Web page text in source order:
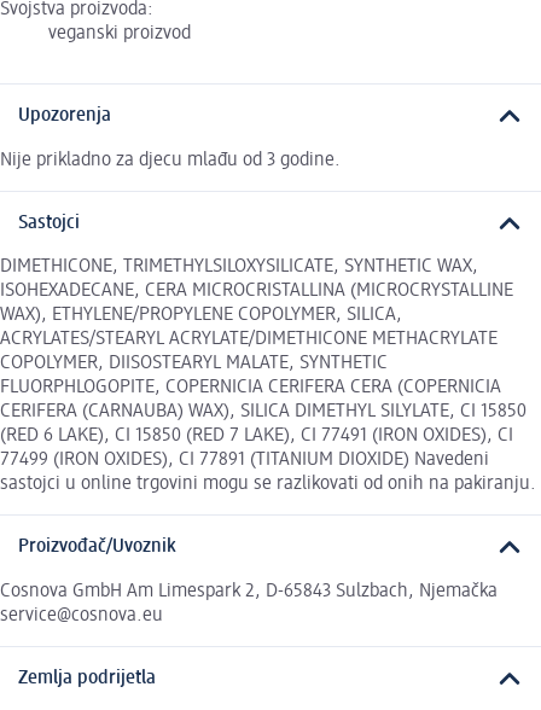
Svojstva proizvoda:
veganski proizvod
Upozorenja
Nije prikladno za djecu mlađu od 3 godine.
Sastojci
DIMETHICONE, TRIMETHYLSILOXYSILICATE, SYNTHETIC WAX,
ISOHEXADECANE, CERA MICROCRISTALLINA (MICROCRYSTALLINE
WAX), ETHYLENE/PROPYLENE COPOLYMER, SILICA,
ACRYLATES/STEARYL ACRYLATE/DIMETHICONE METHACRYLATE
COPOLYMER, DIISOSTEARYL MALATE, SYNTHETIC
FLUORPHLOGOPITE, COPERNICIA CERIFERA CERA (COPERNICIA
CERIFERA (CARNAUBA) WAX), SILICA DIMETHYL SILYLATE, CI 15850
(RED 6 LAKE), CI 15850 (RED 7 LAKE), CI 77491 (IRON OXIDES), CI
77499 (IRON OXIDES), CI 77891 (TITANIUM DIOXIDE) Navedeni
sastojci u online trgovini mogu se razlikovati od onih na pakiranju.
Proizvođač/Uvoznik
Cosnova GmbH Am Limespark 2, D-65843 Sulzbach, Njemačka
service@cosnova.eu
Zemlja podrijetla